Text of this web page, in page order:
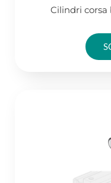
Cilindri corsa